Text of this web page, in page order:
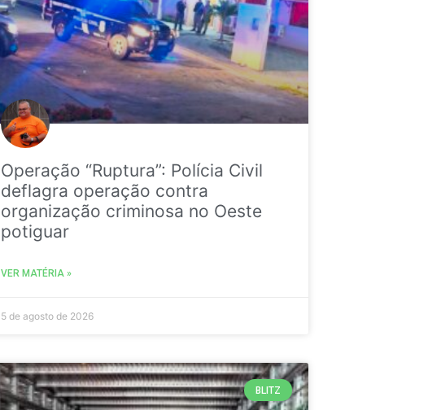
Operação “Ruptura”: Polícia Civil
deflagra operação contra
organização criminosa no Oeste
potiguar
VER MATÉRIA »
5 de agosto de 2026
BLITZ